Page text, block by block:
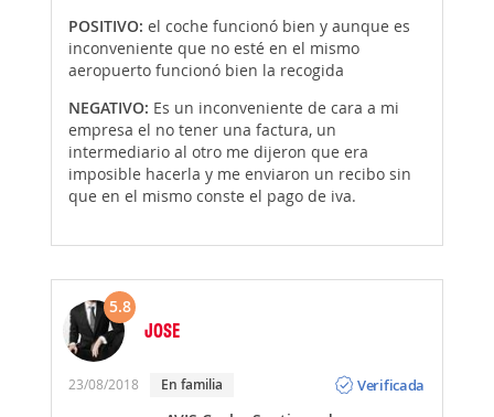
POSITIVO: el coche funcionó bien y aunque es
inconveniente que no esté en el mismo
aeropuerto funcionó bien la recogida
NEGATIVO: Es un inconveniente de cara a mi
empresa el no tener una factura, un
intermediario al otro me dijeron que era
imposible hacerla y me enviaron un recibo sin
que en el mismo conste el pago de iva.
5.8
JOSE
23/08/2018 En familia
Verificada